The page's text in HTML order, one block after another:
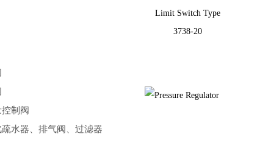
制阀
水器、排气阀、过滤器